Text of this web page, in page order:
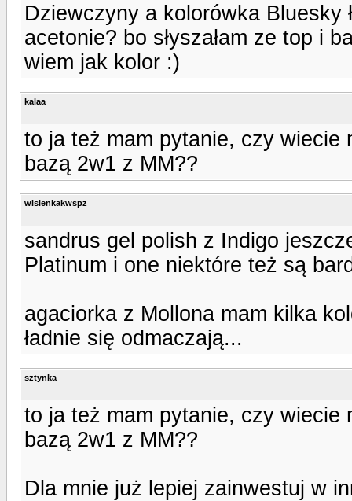
Dziewczyny a kolorówka Bluesky
acetonie? bo słyszałam ze top i
wiem jak kolor :)
kalaa
to ja też mam pytanie, czy wiecie
bazą 2w1 z MM??
wisienkakwspz
sandrus gel polish z Indigo
Platinum i one niektóre też są
agaciorka z Mollona mam kilka
ładnie się odmaczają...
sztynka
to ja też mam pytanie, czy wiecie
bazą 2w1 z MM??
Dla mnie już lepiej zainwestuj w